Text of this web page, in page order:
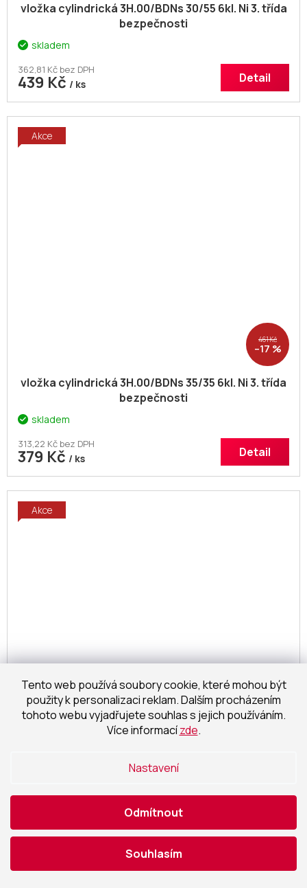
Tento web používá soubory cookie, které mohou být
použity k personalizaci reklam. Dalším procházením
tohoto webu vyjadřujete souhlas s jejich používáním.
Více informacízde.
Nastavení
Odmítnout
Souhlasím
vložka cylindrická 3H.00/BDNs 30/55 6kl. Ni 3. třída
bezpečnosti
skladem
362,81 Kč bez DPH
439 Kč / ks Detail
Akce
461 Kč
–17 %
vložka cylindrická 3H.00/BDNs 35/35 6kl. Ni 3. třída
bezpečnosti
skladem
313,22 Kč bez DPH
379 Kč / ks Detail
Akce
488 Kč
–20 %
bezpečnosti
skladem
389 Kč/ ks Detail